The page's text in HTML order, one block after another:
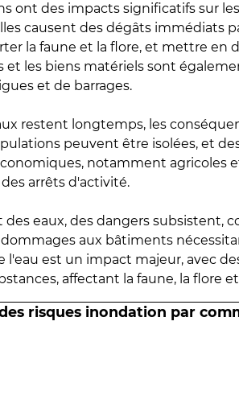
ont des impacts significatifs sur
causent des dégâts immédiats
la faune et la flore, et mettre en
et les biens matériels sont
et de barrages.
restent longtemps, les
peuvent être isolées, et
notamment agricoles
arrêts d'activité.
des eaux, des dangers subsistent,
aux bâtiments
l'eau est un impact majeur, avec
affectant la faune, la flore
risques inondation par